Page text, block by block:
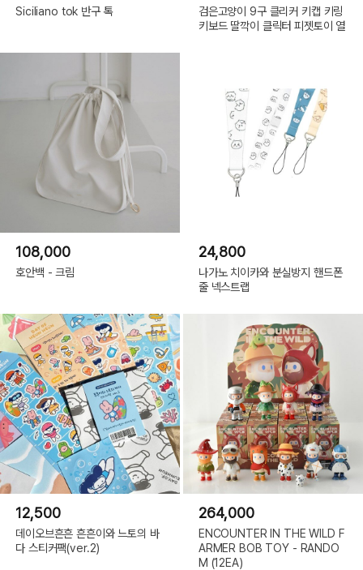
Siciliano tok 반구 톡
검은고양이 9구 클리커 키캡 키링
키보드 딸깍이 클릭터 피젯토이 열
108,000
호안백 - 크림
24,800
나가노 치이카와 분실방지 핸드폰
줄 넥스트랩
12,500
데이오브흔흔 흔흔이와 느토의 바
다 스티커팩(ver.2)
264,000
ENCOUNTER IN THE WILD F
ARMER BOB TOY - RANDO
M (12EA)